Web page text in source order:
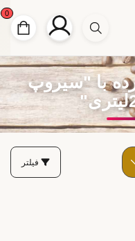
0
با "سیروپ
فیلتر